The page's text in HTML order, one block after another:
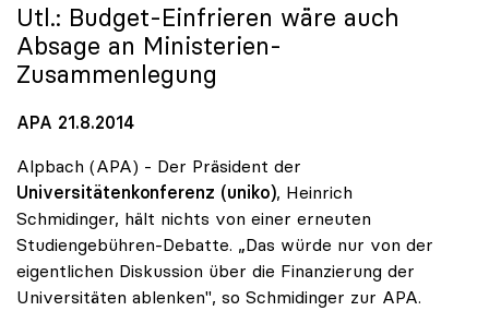
Utl.: Budget-Einfrieren wäre auch
Absage an Ministerien-
Zusammenlegung
APA 21.8.2014
Alpbach (APA) - Der Präsident der
Universitätenkonferenz (uniko), Heinrich
Schmidinger, hält nichts von einer erneuten
Studiengebühren-Debatte. „Das würde nur von der
eigentlichen Diskussion über die Finanzierung der
Universitäten ablenken", so Schmidinger zur APA.